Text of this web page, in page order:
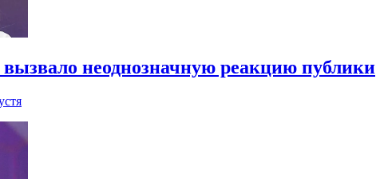
неоднозначную реакцию публики